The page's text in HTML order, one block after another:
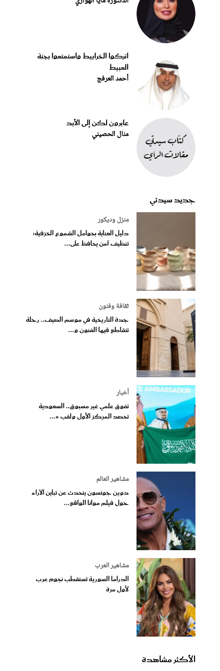
اتركوا الخرابيط واستمتعوا بجنة
العبيط
أحمد العرفج
عابرون لكن إلى الأبد
منال الحصيني
جديد سيدتي
منزل وديكور
دليل العناية بحوامل الشموع الخزفية:
تنظيف آمن يحافظ على...
ثقافة وفنون
جدة التاريخية في موسم الصيف.. رحلة
تتقاطع فيها الفنون و...
أخبار
تفوق علمي غير مسبوق.. السعودية
تحصد المركز الأول ولقب «...
مشاهير العالم
دوين جونسون يتحدث عن تباين الآراء
حول فيلم موانا الواقع...
مشاهير العرب
الدراما السورية تستقطب نجوم عرب
لأول مرة
الأكثر مشاهدة